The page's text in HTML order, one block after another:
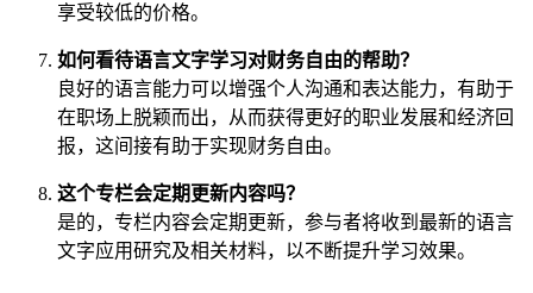
享受较低的价格。
如何看待语言文字学习对财务自由的帮助？
良好的语言能力可以增强个人沟通和表达能力，有助于
在职场上脱颖而出，从而获得更好的职业发展和经济回
报，这间接有助于实现财务自由。
这个专栏会定期更新内容吗？
是的，专栏内容会定期更新，参与者将收到最新的语言
文字应用研究及相关材料，以不断提升学习效果。